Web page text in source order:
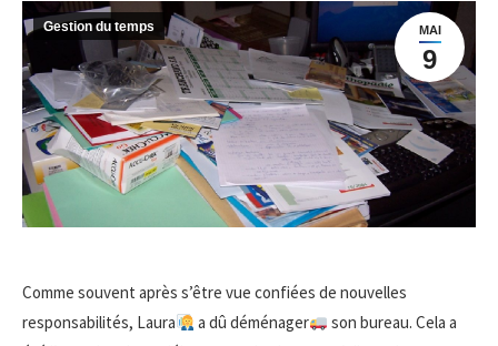
MAI
9
Gestion du temps
Comme souvent après s’être vue confiées de nouvelles
responsabilités, Laura
a dû déménager
son bureau. Cela a